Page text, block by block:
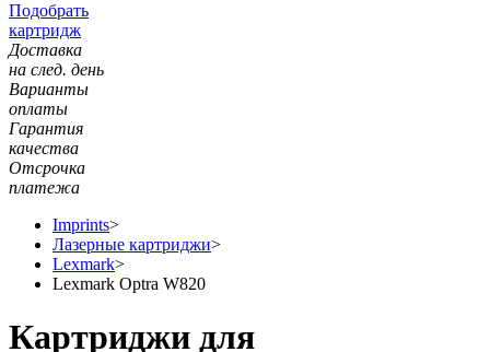
Подобрать
картридж
Доставка
на след. день
Варианты
оплаты
Гарантия
качества
Отсрочка
платежа
Imprints>
Лазерные картриджи>
Lexmark>
Lexmark Optra W820
Картриджи для